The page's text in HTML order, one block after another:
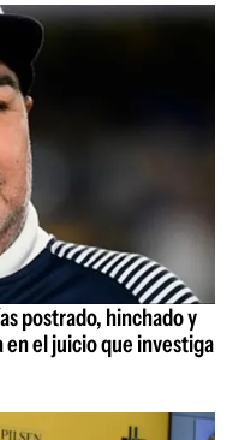
postrado, hinchado y
en el juicio que investiga